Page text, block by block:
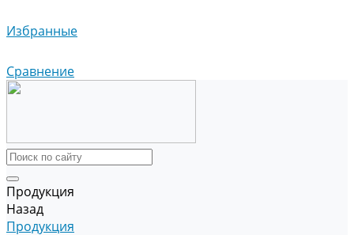
Избранные
Сравнение
Продукция
Назад
Продукция